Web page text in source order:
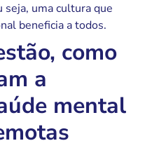
seja, uma cultura que
beneficia a todos.
como
a
mental